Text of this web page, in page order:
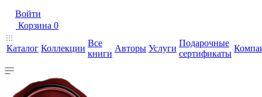
Войти
Корзина 0
Каталог Коллекции
Все
книги
Авторы Услуги
Подарочные
сертификаты